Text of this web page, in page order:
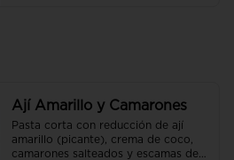
Ají Amarillo y Camarones
Pasta corta con reducción de ají
amarillo (picante), crema de coco,
camarones salteados y escamas de